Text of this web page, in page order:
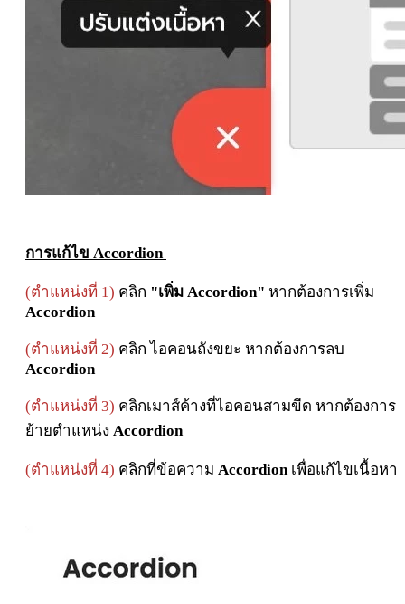
การแก้ไข Accordion
(ตำแหน่งที่ 1) คลิก "เพิ่ม Accordion" หากต้องการเพิ่ม
Accordion
(ตำแหน่งที่ 2) คลิก ไอคอนถังขยะ หากต้องการลบ
Accordion
(ตำแหน่งที่ 3) คลิกเมาส์ค้างที่ไอคอนสามขีด หากต้องการ
ย้ายตำแหน่ง Accordion
(ตำแหน่งที่ 4) คลิกที่ข้อความ Accordion เพื่อแก้ไขเนื้อหา